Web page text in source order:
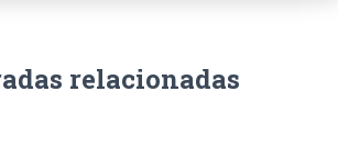
relacionadas